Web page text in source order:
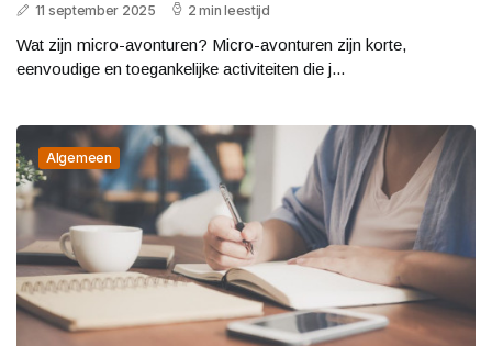
11 september 2025 2 min leestijd
Wat zijn micro-avonturen? Micro-avonturen zijn korte,
eenvoudige en toegankelijke activiteiten die j...
Algemeen